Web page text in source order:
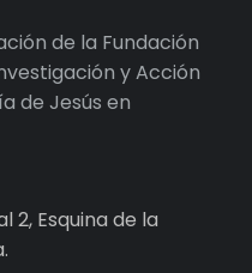
de la Fundación
y Acción
de Jesús en
2, Esquina de la